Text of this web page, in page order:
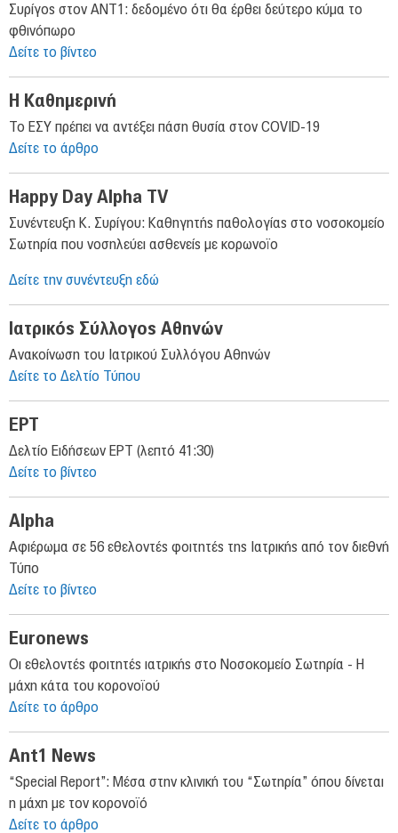
Συρίγος στον ΑΝΤ1: δεδομένο ότι θα έρθει δεύτερο κύμα το
φθινόπωρο
Δείτε το βίντεο
Η Καθημερινή
Το ΕΣΥ πρέπει να αντέξει πάση θυσία στον COVID-19
Δείτε το άρθρο
Happy Day Alpha TV
Συνέντευξη Κ. Συρίγου: Καθηγητής παθολογίας στο νοσοκομείο
Σωτηρία που νοσηλεύει ασθενείς με κορωνοϊο
Δείτε την συνέντευξη εδώ
Ιατρικός Σύλλογος Αθηνών
Ανακοίνωση του Ιατρικού Συλλόγου Αθηνών
Δείτε το Δελτίο Τύπου
EPT
Δελτίο Ειδήσεων ΕΡΤ (λεπτό 41:30)
Δείτε το βίντεο
Alpha
Αφιέρωμα σε 56 εθελοντές φοιτητές της Ιατρικής από τον διεθνή
Τύπο
Δείτε το βίντεο
Euronews
Οι εθελοντές φοιτητές ιατρικής στο Νοσοκομείο Σωτηρία - Η
μάχη κάτα του κορονοϊού
Δείτε το άρθρο
Ant1 News
“Special Report”: Μέσα στην κλινική του “Σωτηρία” όπου δίνεται
η μάχη με τον κορονοϊό
Δείτε το άρθρο